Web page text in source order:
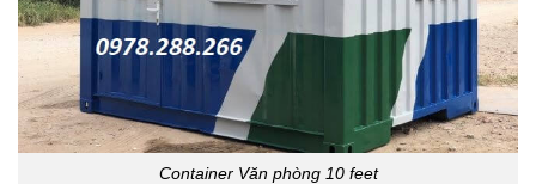
Container Văn phòng 10 feet